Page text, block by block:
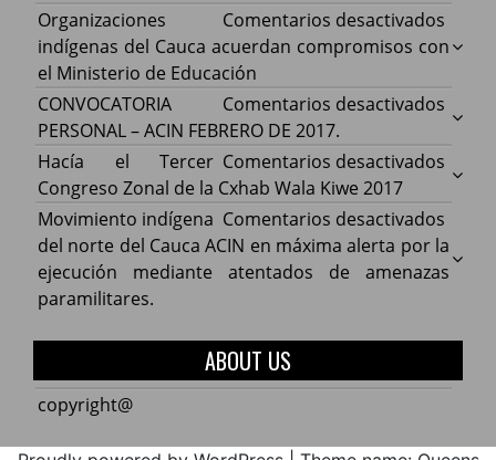
Comentarios desactivados
Cauca
con
de
Organizaciones
indígenas del Cauca acuerdan compromisos con
el Ministerio de Educación
Comentarios desactivados
ACIN
DE
CONVOCATORIA
PERSONAL – ACIN FEBRERO DE 2017.
Comentarios desactivados
Hacía
la
2017
Hacía el Tercer
Congreso Zonal de la Cxhab Wala Kiwe 2017
Comentarios desactivados
Cauca
Movimiento indígena
del norte del Cauca ACIN en máxima alerta por la
ejecución mediante atentados de amenazas
paramilitares.
ABOUT US
copyright@